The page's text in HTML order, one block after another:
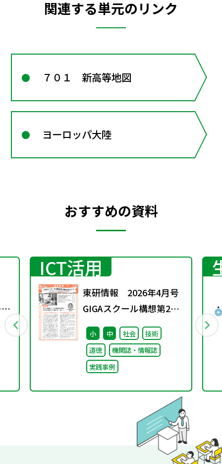
関連する単元のリンク
７０１ 新高等地図
ヨーロッパ大陸
おすすめの資料
ICT活用
東研情報 2026年4月号
GIGAスクール構想第2期
を迎えて ③
小 中 社会
技術
道徳
機関誌・情報誌
実践事例